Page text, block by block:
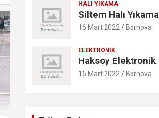
HALI YIKAMA
Siltem Halı Yıkama
16 Mart 2022 Bornova
ELEKTRONIK
Haksoy Elektronik
16 Mart 2022 Bornova